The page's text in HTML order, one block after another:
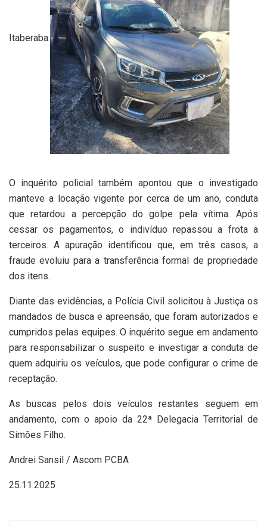
Itaberaba.
O inquérito policial também apontou que o investigado
manteve a locação vigente por cerca de um ano, conduta
que retardou a percepção do golpe pela vítima. Após
cessar os pagamentos, o indivíduo repassou a frota a
terceiros. A apuração identificou que, em três casos, a
fraude evoluiu para a transferência formal de propriedade
dos itens.
Diante das evidências, a Polícia Civil solicitou à Justiça os
mandados de busca e apreensão, que foram autorizados e
cumpridos pelas equipes. O inquérito segue em andamento
para responsabilizar o suspeito e investigar a conduta de
quem adquiriu os veículos, que pode configurar o crime de
receptação.
As buscas pelos dois veículos restantes seguem em
andamento, com o apoio da 22ª Delegacia Territorial de
Simões Filho.
Andrei Sansil / Ascom PCBA
25.11.2025